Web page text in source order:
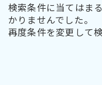
検索条件に当てはま
かりませんでした。
再度条件を変更して